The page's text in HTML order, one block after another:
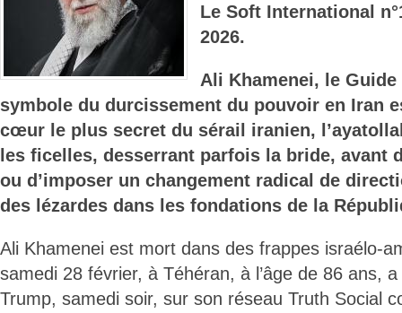
Le Soft International
2026.
Ali Khamenei, le
symbole du durcissement du pouvoir en Iran
cœur le plus secret du sérail iranien,
les ficelles, desserrant parfois la bride, avant
ou d’imposer un changement radical de
des lézardes dans les fondations de la
Ali Khamenei est mort dans des frappes israélo-
samedi 28 février, à Téhéran, à l’âge de 86 ans,
Trump, samedi soir, sur son réseau Truth Social